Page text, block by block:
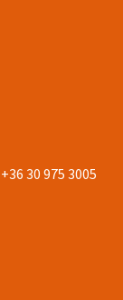
+36 30 975 3005